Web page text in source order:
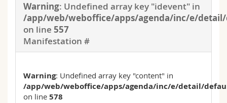
Warning: Undefined array key "idevent" in
/app/web/weboffice/apps/agenda/inc/e/
on line 557
Manifestation #
Warning: Undefined array key "content" in
/app/web/weboffice/apps/agenda/inc/e/detail/
on line 578